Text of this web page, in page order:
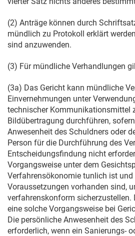
(2) Anträge können durch
mündlich zu Protokoll erklärt
sind anzuwenden.
(3) Für mündliche Verhandlungen
(3a) Das Gericht kann mündliche
Einvernehmungen unter
technischer Kommunikationsmittel
Bildübertragung durchführen,
Anwesenheit des Schuldners oder
Person für die Durchführung des
Entscheidungsfindung nicht
Vorgangsweise unter dem
Verfahrensökonomie tunlich ist und
Voraussetzungen vorhanden sind,
verfahrenskonform sicherzustellen.
eine solche Vorgangsweise bei
Die persönliche Anwesenheit des
erforderlich, wenn ein Sanierungs-